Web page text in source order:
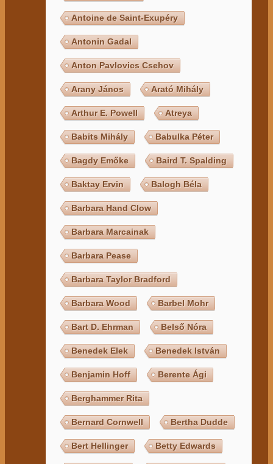
Antoine de Saint-Exupéry
Antonin Gadal
Anton Pavlovics Csehov
Arany János Arató Mihály
Arthur E. Powell Atreya
Babits Mihály Babulka Péter
Bagdy Emőke Baird T. Spalding
Baktay Ervin Balogh Béla
Barbara Hand Clow
Barbara Marcainak
Barbara Pease
Barbara Taylor Bradford
Barbara Wood Barbel Mohr
Bart D. Ehrman Belső Nóra
Benedek Elek Benedek István
Benjamin Hoff Berente Ági
Berghammer Rita
Bernard Cornwell Bertha Dudde
Bert Hellinger Betty Edwards